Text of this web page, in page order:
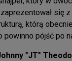
się
którą
powinno pójść po
"⁠JT⁠"